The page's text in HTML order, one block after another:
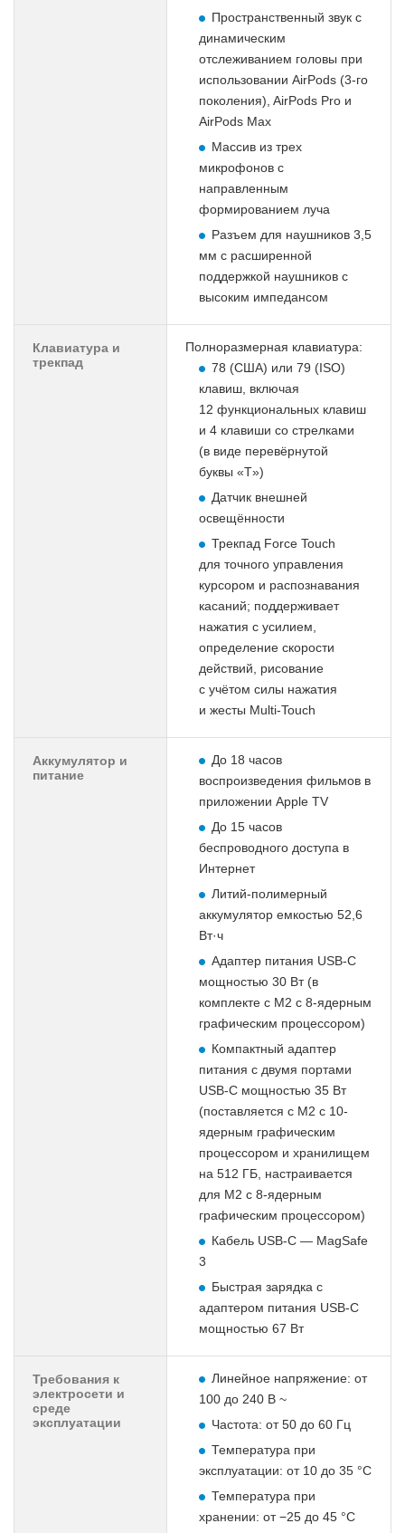
Пространственный звук с
динамическим
отслеживанием головы при
использовании AirPods (3-го
поколения), AirPods Pro и
AirPods Max
Массив из трех
микрофонов с
направленным
формированием луча
Разъем для наушников 3,5
мм с расширенной
поддержкой наушников с
высоким импедансом
Клавиатура и
трекпад
Полноразмерная клавиатура:
78 (США) или 79 (ISO)
клавиш, включая
12 функциональ­ных клавиш
и 4 клавиши со стрелками
(в виде перевёрнутой
буквы «T»)
Датчик внешней
освещённости
Трекпад Force Touch
для точного управления
курсором и распознавания
касаний; поддерживает
нажатия с усилием,
определение скорости
действий, рисование
с учётом силы нажатия
и жесты Multi‑Touch
Аккумулятор и
питание
До 18 часов
воспроизведения фильмов в
приложении Apple TV
До 15 часов
беспроводного доступа в
Интернет
Литий-полимерный
аккумулятор емкостью 52,6
Вт·ч
Адаптер питания USB-C
мощностью 30 Вт (в
комплекте с M2 с 8-ядерным
графическим процессором)
Компактный адаптер
питания с двумя портами
USB-C мощностью 35 Вт
(поставляется с M2 с 10-
ядерным графическим
процессором и хранилищем
на 512 ГБ, настраивается
для M2 с 8-ядерным
графическим процессором)
Кабель USB-C — MagSafe
3
Быстрая зарядка с
адаптером питания USB-C
мощностью 67 Вт
Требования к
электросети и
среде
эксплуатации
Линейное напряжение: от
100 до 240 В ~
Частота: от 50 до 60 Гц
Температура при
эксплуатации: от 10 до 35 °C
Температура при
хранении: от −25 до 45 °C